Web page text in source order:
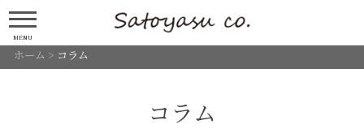
MENU
ホーム > コラム
コラム